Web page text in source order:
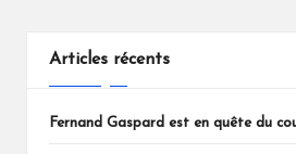
Articles récents
Fernand Gaspard est en quête du